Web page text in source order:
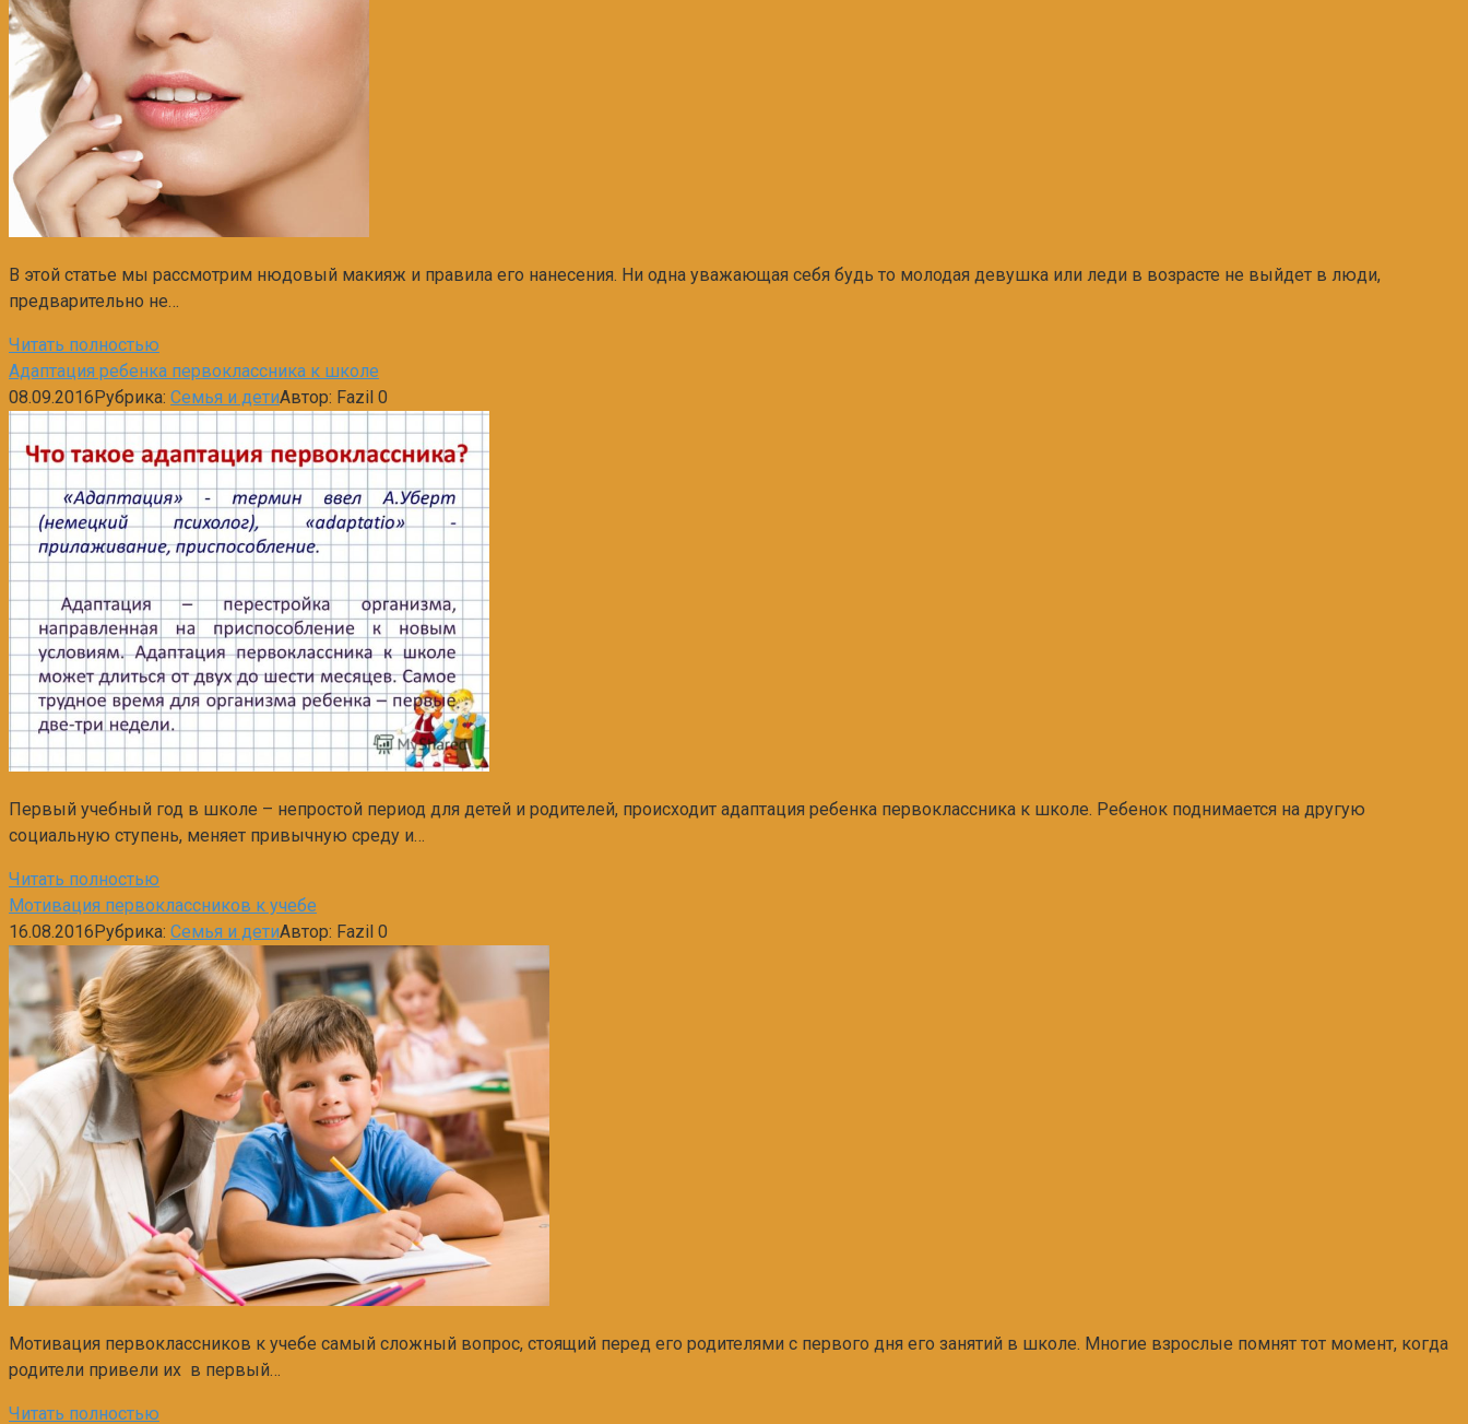
В этой статье мы рассмотрим нюдовый макияж и правила его нанесения. Ни одна уважающая себя будь то молодая девушка или леди в возрасте не выйдет в люди,
предварительно не…
Читать полностью
Aдаптация ребенка первоклассника к школе
08.09.2016Рубрика: Семья и детиАвтор: Fazil 0
Первый учебный год в школе – непростой период для детей и родителей, происходит адаптация ребенка первоклассника к школе. Ребенок поднимается на другую
социальную ступень, меняет привычную среду и…
Читать полностью
Мотивация первоклассников к учебе
16.08.2016Рубрика: Семья и детиАвтор: Fazil 0
Мотивация первоклассников к учебе самый сложный вопрос, стоящий перед его родителями с первого дня его занятий в школе. Многие взрослые помнят тот момент, когда
родители привели их в первый…
Читать полностью